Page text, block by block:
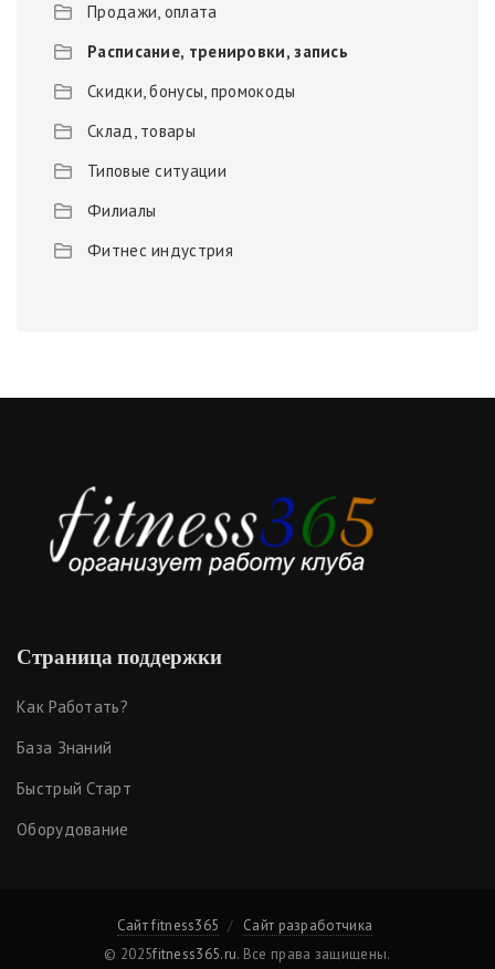
Продажи, оплата
Расписание, тренировки, запись
Скидки, бонусы, промокоды
Склад, товары
Типовые ситуации
Филиалы
Фитнес индустрия
Страница поддержки
Как Работать?
База Знаний
Быстрый Старт
Оборудование
Сайт fitness365
Сайт разработчика
© 2025fitness365.ru. Все права защищены.